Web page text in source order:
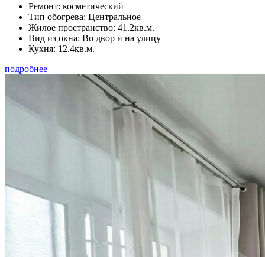
Ремонт: косметический
Тип обогрева: Центральное
Жилое пространство: 41.2кв.м.
Вид из окна: Во двор и на улицу
Кухня: 12.4кв.м.
подробнее